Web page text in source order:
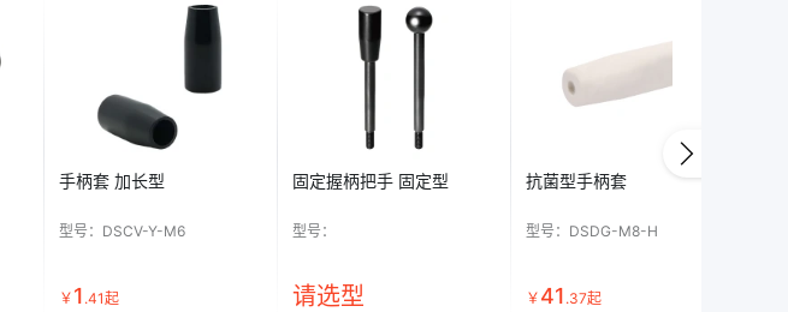
手柄套 加长型
型号： DSCV-Y-M6
￥ 1 .41起
固定握柄把手 固定型
型号：
请选型
抗菌型手柄套
型号： DSDG-M8-H
￥ 41 .37起